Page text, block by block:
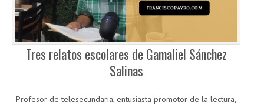
Tres relatos escolares de Gamaliel Sánchez
Salinas
Profesor de telesecundaria, entusiasta promotor de la lectura,